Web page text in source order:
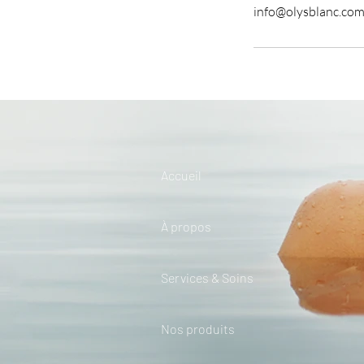
info@olysblanc.com
Accueil
À propos
Services & Soins
Nos produits